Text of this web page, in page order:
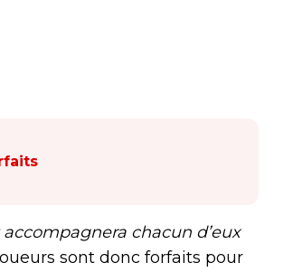
chacun d’eux
sont donc forfaits pour